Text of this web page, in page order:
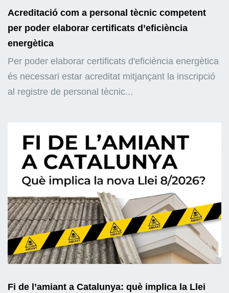
Acreditació com a personal tècnic competent
per poder elaborar certificats d’eficiència
energètica
Per poder elaborar certificats d'eficiència energètica
és necessari estar acreditat mitjançant la inscripció
al registre de personal tècnic...
Fi de l’amiant a Catalunya: què implica la Llei